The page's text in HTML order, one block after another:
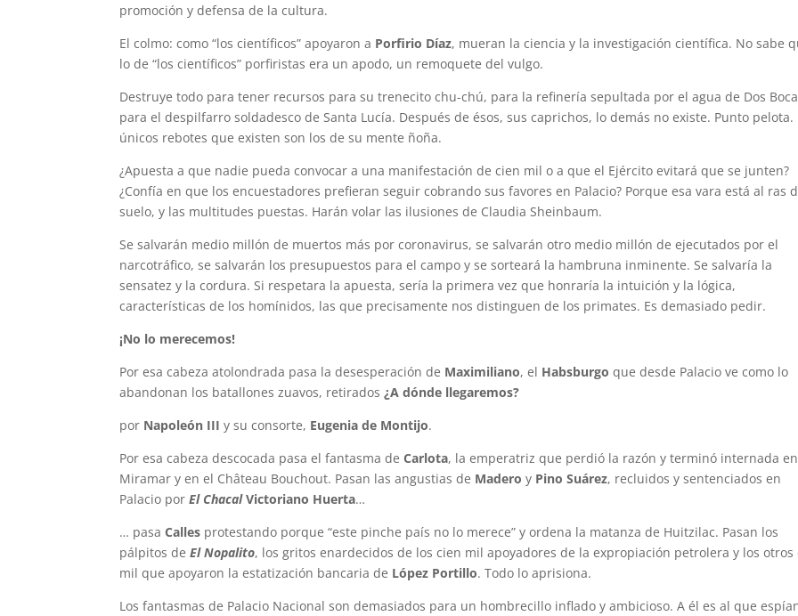
promoción y defensa de la cultura.
El colmo: como “los científicos” apoyaron a Porfirio Díaz, mueran la ciencia y la investigación científica. No sabe
lo de “los científicos” porfiristas era un apodo, un remoquete del vulgo.
Destruye todo para tener recursos para su trenecito chu-chú, para la refinería sepultada por el agua de Dos
para el despilfarro soldadesco de Santa Lucía. Después de ésos, sus caprichos, lo demás no existe. Punto pelota.
únicos rebotes que existen son los de su mente ñoña.
¿Apuesta a que nadie pueda convocar a una manifestación de cien mil o a que el Ejército evitará que se junten?
¿Confía en que los encuestadores prefieran seguir cobrando sus favores en Palacio? Porque esa vara está al ras
suelo, y las multitudes puestas. Harán volar las ilusiones de Claudia Sheinbaum.
Se salvarán medio millón de muertos más por coronavirus, se salvarán otro medio millón de ejecutados por el
narcotráfico, se salvarán los presupuestos para el campo y se sorteará la hambruna inminente. Se salvaría la
sensatez y la cordura. Si respetara la apuesta, sería la primera vez que honraría la intuición y la lógica,
características de los homínidos, las ‎que precisamente nos distinguen de los primates. Es demasiado pedir.
¡No lo merecemos!
Por esa cabeza atolondrada pasa ‎la desesperación de Maximiliano, el Habsburgo que desde Palacio ve como lo
abandonan los batallones zuavos, retirados¿A dónde llegaremos?
por Napoleón III y su consorte, Eugenia de Montijo.
Por esa cabeza descocada pasa el fantasma deCarlota, la emperatriz que perdió la razón y terminó internada en
Miramar y en el Château Bouchout. Pasan las angustias de Maderoy Pino Suárez, recluidos y sentenciados en
Palacio porEl ChacalVictoriano Huerta…
… pasaCalles protestando porque “este pinche país no lo merece” y ordena la matanza de Huitzilac‎. Pasan los
pálpitos deEl Nopalito, los gritos enardecidos de los cien mil apoyadores de la expropiación petrolera y los otros
mil que apoyaron la estatización bancaria de López Portillo. Todo lo aprisiona.
Los fantasmas de Palacio Nacional son demasiados para un hombrecillo inflado y ambicioso. A él es al que